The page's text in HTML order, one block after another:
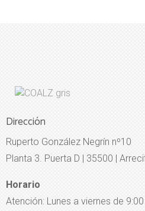
Dirección
Ruperto González Negrín nº10
Planta 3. Puerta D | 35500 |
Horario
Atención: Lunes a viernes de